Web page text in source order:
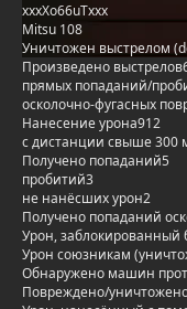
xxxXo66uTxxx
Mitsu 108
Уничтожен выстрелом
Произведено выстрелов
прямых попаданий/
осколочно-фугасных
Нанесение урона912
с дистанции свыше 300
Получено попаданий5
пробитий3
не нанёсших урон2
Получено попаданий
Урон, заблокированный
Урон союзникам
Обнаружено машин
Повреждено/